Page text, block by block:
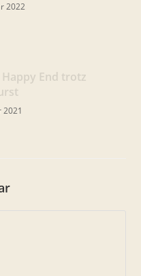
2022
End trotz
2021